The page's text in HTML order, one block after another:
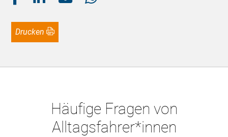
Drucken
Häufige Fragen von
Alltagsfahrer*innen